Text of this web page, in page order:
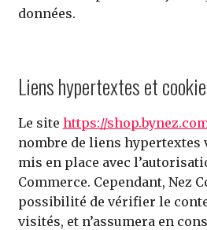
données.
Liens hypertextes et
Le site https://
nombre de liens hypertextes
mis en place avec
Commerce. Cependant, Nez
possibilité de vérifier le
visités, et n’assumera en